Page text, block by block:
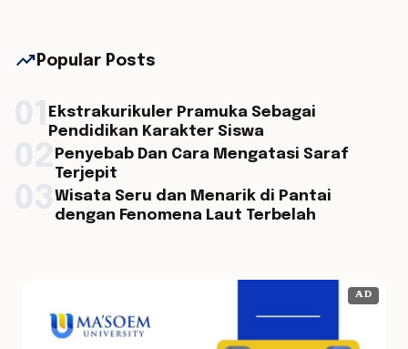
trending_up Popular Posts
Ekstrakurikuler Pramuka Sebagai
Pendidikan Karakter Siswa
Penyebab Dan Cara Mengatasi Saraf
Terjepit
Wisata Seru dan Menarik di Pantai
dengan Fenomena Laut Terbelah
AD